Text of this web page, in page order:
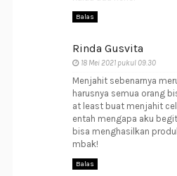
Balas
Rinda Gusvita
18 Mei 2021 pukul 09.30
Menjahit sebenarnya
harusnya semua orang
at least buat menjahit
entah mengapa aku
bisa menghasilkan
mbak!
Balas